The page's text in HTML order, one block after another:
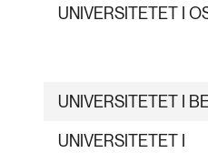
UNIVERSITETET I
UNIVERSITETET I
UNIVERSITETET I